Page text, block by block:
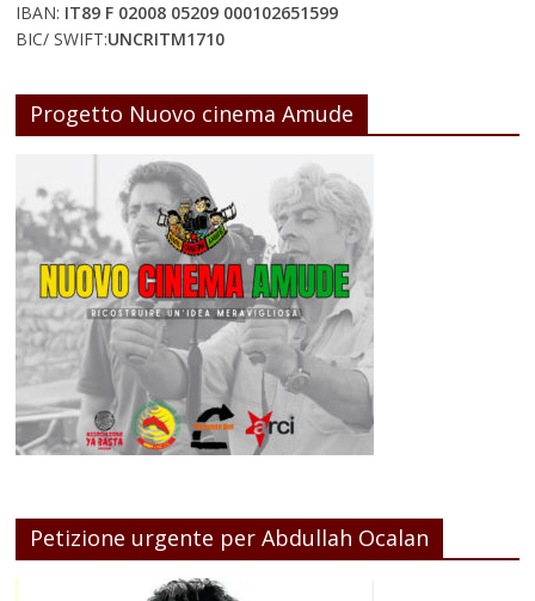
IBAN: IT89 F 02008 05209 000102651599
BIC/ SWIFT:UNCRITM1710
Progetto Nuovo cinema Amude
Petizione urgente per Abdullah Ocalan